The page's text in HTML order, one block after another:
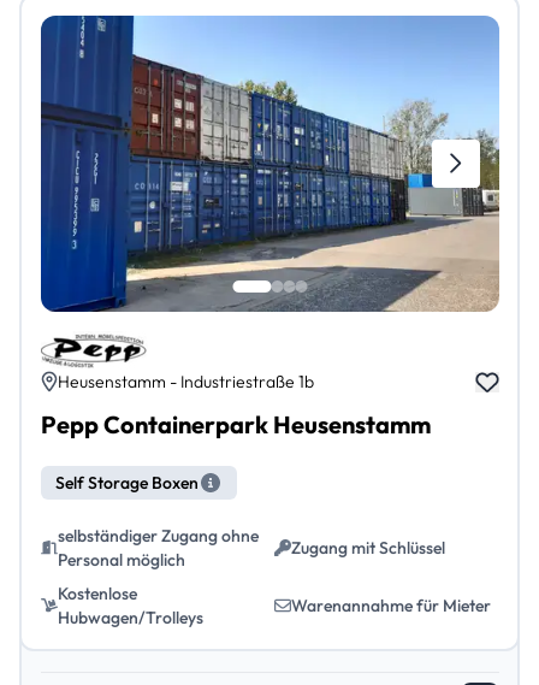
Heusenstamm - Industriestraße 1b
Pepp Containerpark Heusenstamm
Self Storage Boxen
selbständiger Zugang ohne
Personal möglich
Zugang mit Schlüssel
Kostenlose
Hubwagen/Trolleys
Warenannahme für Mieter